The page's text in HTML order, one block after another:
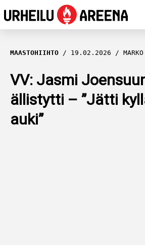
OLYMPIALAISET
MAASTOHIIHTO
AMPUMAHIIHTO
YLEISURHEILU
MAASTOHIIHTO 19.02.2026
VV: Jasmi
ällistytti – ”Jätti
auki”